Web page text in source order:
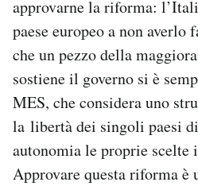
approvarne la riforma:
paese europeo a non averlo
che un pezzo della
sostiene il governo si è
MES, che considera uno
la libertà dei singoli paesi
autonomia le proprie scelte
Approvare questa riforma è